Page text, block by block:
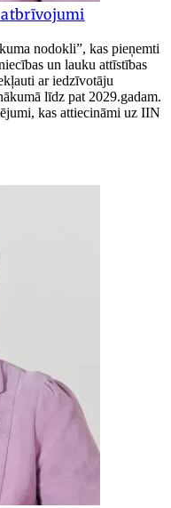
nodokli”, kas pieņemti
un lauku attīstības
ar iedzīvotāju
līdz pat 2029.gadam.
kas attiecināmi uz IIN